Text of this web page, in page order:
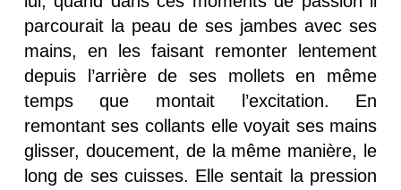
parcourait la peau de ses jambes avec ses
mains, en les faisant remonter lentement
depuis l’arrière de ses mollets en même
temps que montait l’excitation. En
remontant ses collants elle voyait ses mains
glisser, doucement, de la même manière, le
long de ses cuisses. Elle sentait la pression